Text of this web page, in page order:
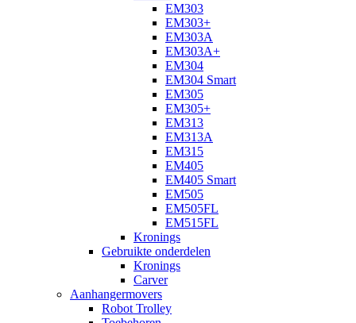
EM303
EM303+
EM303A
EM303A+
EM304
EM304 Smart
EM305
EM305+
EM313
EM313A
EM315
EM405
EM405 Smart
EM505
EM505FL
EM515FL
Kronings
Gebruikte onderdelen
Kronings
Carver
Aanhangermovers
Robot Trolley